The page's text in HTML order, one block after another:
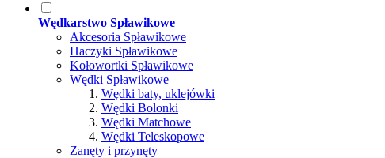
Wędkarstwo Spławikowe
Akcesoria Spławikowe
Haczyki Spławikowe
Kołowortki Spławikowe
Wędki Spławikowe
Wędki baty, uklejówki
Wędki Bolonki
Wędki Matchowe
Wędki Teleskopowe
Zanęty i przynęty